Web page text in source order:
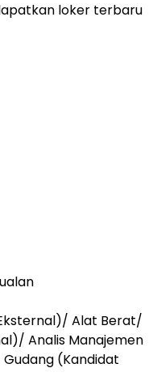
loker terbaru
Alat Berat/
Analis Manajemen
(Kandidat